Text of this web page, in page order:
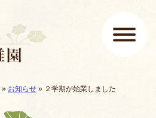
» お知らせ » ２学期が始業しました